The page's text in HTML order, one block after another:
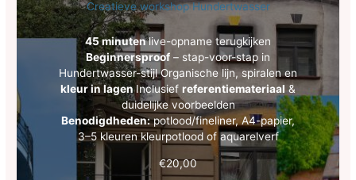
Creatieve workshop Hundertwasser
45 minutenlive-opname terugkijken
Beginnersproof – stap-voor-stap in
Hundertwasser-stijl Organische lijn, spiralen en
kleur in lagenInclusief referentiemateriaal&
duidelijke voorbeelden
Benodigdheden:potlood/fineliner, A4-papier,
3–5 kleuren kleurpotlood of aquarelverf
€20,00